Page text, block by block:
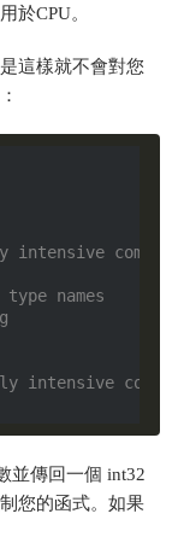
於CPU。
這樣就不會對您
intensive
names
intensive
並傳回一個 int32
您的函式。如果